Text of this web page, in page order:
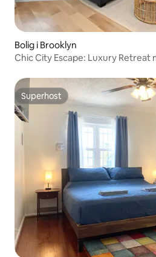
Bolig i Brooklyn
Chic City Escape: Luxury
Superhost
Superhost